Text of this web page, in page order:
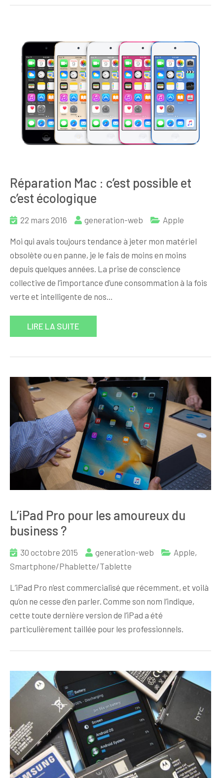
Réparation Mac : c’est possible et
c’est écologique
22 mars 2016 generation-web Apple
Moi qui avais toujours tendance à jeter mon matériel
obsolète ou en panne, je le fais de moins en moins
depuis quelques années. La prise de conscience
collective de l’importance d’une consommation à la fois
verte et intelligente de nos…
LIRE LA SUITE
L’iPad Pro pour les amoureux du
business ?
30 octobre 2015 generation-web Apple,
Smartphone/Phablette/Tablette
L’iPad Pro n’est commercialisé que récemment, et voilà
qu’on ne cesse d’en parler. Comme son nom l’indique,
cette toute dernière version de l’iPad a été
particulièrement taillée pour les professionnels.